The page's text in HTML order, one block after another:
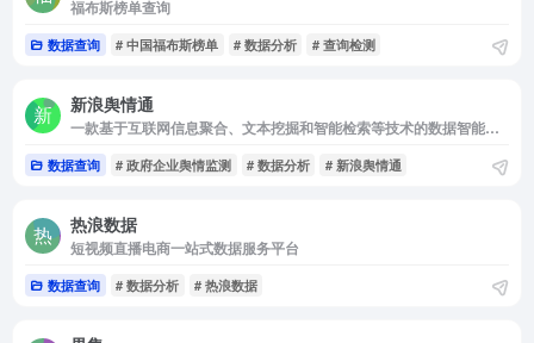
福布斯榜单查询
数据查询 # 中国福布斯榜单 # 数据分析 # 查询检测
新浪舆情通
一款基于互联网信息聚合、文本挖掘和智能检索等技术的数据智能软件
数据查询 # 政府企业舆情监测 # 数据分析 # 新浪舆情通
热浪数据
短视频直播电商一站式数据服务平台
数据查询 # 数据分析 # 热浪数据